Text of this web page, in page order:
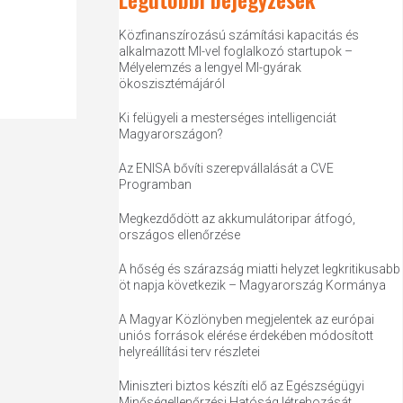
Közfinanszírozású számítási kapacitás és
alkalmazott MI-vel foglalkozó startupok –
Mélyelemzés a lengyel MI-gyárak
ökoszisztémájáról
Ki felügyeli a mesterséges intelligenciát
Magyarországon?
Az ENISA bővíti szerepvállalását a CVE
Programban
Megkezdődött az akkumulátoripar átfogó,
országos ellenőrzése
A hőség és szárazság miatti helyzet legkritikusabb
öt napja következik – Magyarország Kormánya
A Magyar Közlönyben megjelentek az európai
uniós források elérése érdekében módosított
helyreállítási terv részletei
Miniszteri biztos készíti elő az Egészségügyi